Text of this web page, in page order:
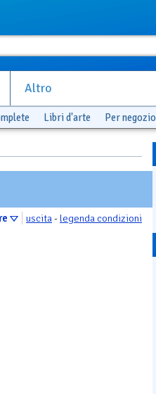
Altro
Libri d'arte Per negozio
uscita-legenda condizioni